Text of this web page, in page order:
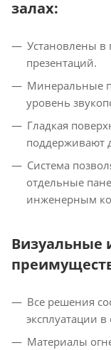
залах:
Установлены в
презентаций.
Минеральные
уровень
Гладкая
поддерживают
Система
отдельные
инженерным
Визуальные
Все решения
эксплуатации
Материалы